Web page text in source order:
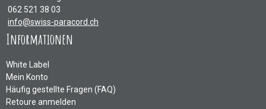
062 521 38 03
info@swiss-paracord.ch
Informationen
White Label
Mein Konto
Häufig gestellte Fragen (FAQ)
Retoure anmelden